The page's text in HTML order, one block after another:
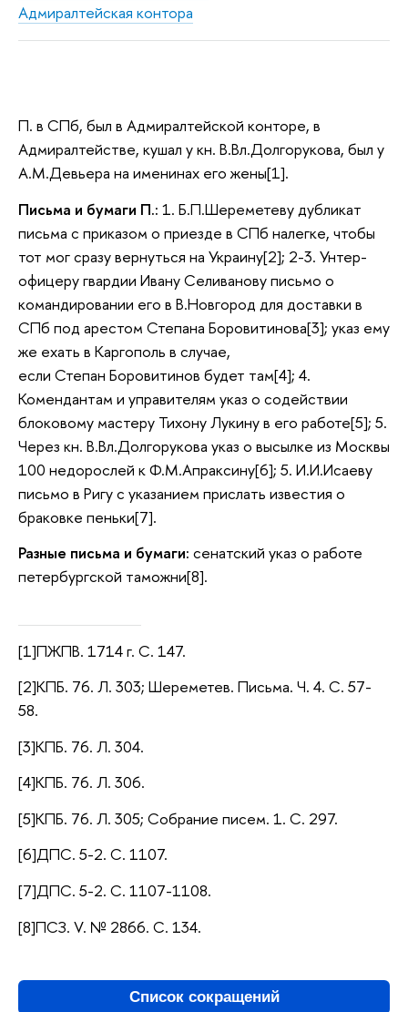
Адмиралтейская контора
П. в СПб, был в Адмиралтейской конторе, в
Адмиралтействе, кушал у кн. В.Вл.Долгорукова, был у
А.М.Девьера на именинах его жены[1].
Письма и бумаги П.: 1. Б.П.Шереметеву дубликат
письма с приказом о приезде в СПб налегке, чтобы
тот мог сразу вернуться на Украину[2]; 2-3. Унтер-
офицеру гвардии Ивану Селиванову письмо о
командировании его в В.Новгород для доставки в
СПб под арестом Степана Боровитинова[3]; указ ему
же ехать в Каргополь в случае,
если Степан Боровитинов будет там[4]; 4.
Комендантам и управителям указ о содействии
блоковому мастеру Тихону Лукину в его работе[5]; 5.
Через кн. В.Вл.Долгорукова указ о высылке из Москвы
100 недорослей к Ф.М.Апраксину[6]; 5. И.И.Исаеву
письмо в Ригу с указанием прислать известия о
браковке пеньки[7].
Разные письма и бумаги: сенатский указ о работе
петербургской таможни[8].
[1]ПЖПВ. 1714 г. С. 147.
[2]КПБ. 76. Л. 303; Шереметев. Письма. Ч. 4. С. 57-
58.
[3]КПБ. 76. Л. 304.
[4]КПБ. 76. Л. 306.
[5]КПБ. 76. Л. 305; Собрание писем. 1. С. 297.
[6]ДПС. 5-2. С. 1107.
[7]ДПС. 5-2. С. 1107-1108.
[8]ПСЗ. V. № 2866. С. 134.
Список сокращений